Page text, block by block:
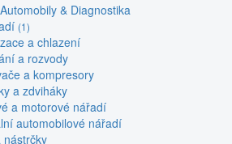
& Diagnostika
(1)
a chlazení
a rozvody
a kompresory
a zdviháky
a motorové nářadí
automobilové nářadí
nástrčky